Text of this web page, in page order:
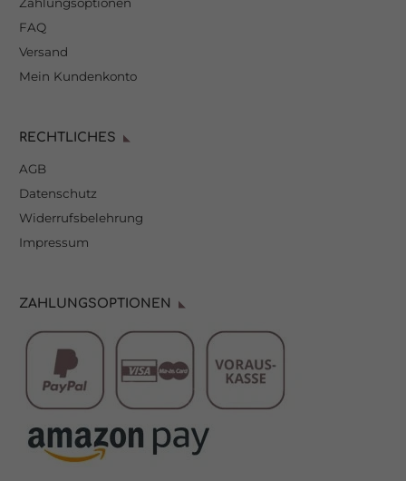
Zahlungsoptionen
FAQ
Versand
Mein Kundenkonto
RECHTLICHES
AGB
Datenschutz
Widerrufsbelehrung
Impressum
ZAHLUNGSOPTIONEN